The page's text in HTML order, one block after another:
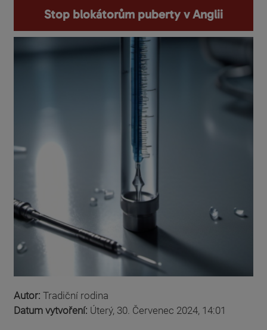
Stop blokátorům puberty v Anglii
Autor: Tradiční rodina
Datum vytvoření: Úterý, 30. Červenec 2024, 14:01